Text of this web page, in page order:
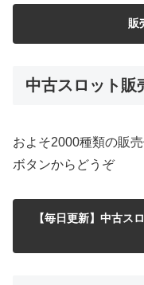
販
中古スロット販
およそ2000種類の販
ボタンからどうぞ
【毎日更新】中古ス